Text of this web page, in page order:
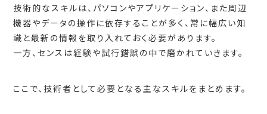
技術的なスキルは、パソコンやアプリケーション、また周辺
機器やデータの操作に依存することが多く、常に幅広い知
識と最新の情報を取り入れておく必要があります。
一方、センスは経験や試行錯誤の中で磨かれていきます。
ここで、技術者として必要となる主なスキルをまとめます。